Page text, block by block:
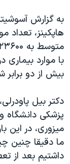
نرگس محمدی
همایش
صفحه‌های ویژه
سفر پرزیدنت
به گزارش
هاپکینز، تعداد
بیش از دو
دکتر بیل
پزشکی دانشگاه
میزوری، در این
ما دقیقا چنین
داشتیم بعد از